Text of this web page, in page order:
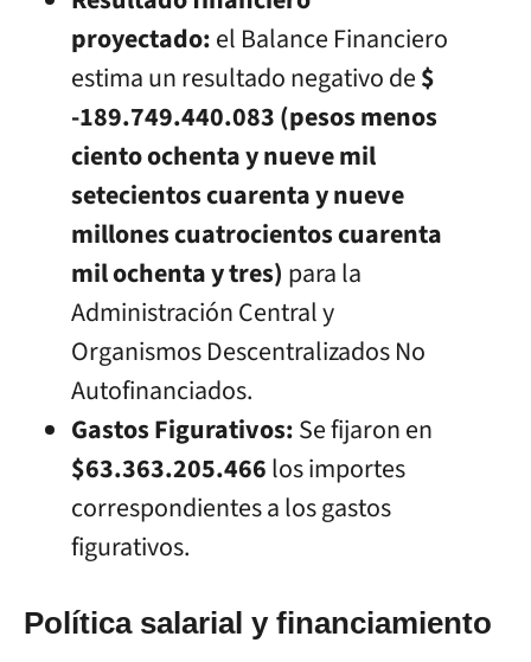
proyectado:el Balance Financiero
estima un resultado negativo de$
-189.749.440.083 (pesos menos
ciento ochenta y nueve mil
setecientos cuarenta y nueve
millones cuatrocientos cuarenta
mil ochenta y tres) para la
Administración Central y
Organismos Descentralizados No
Autofinanciados.
Gastos Figurativos:Se fijaron en
$63.363.205.466los importes
correspondientes a los gastos
figurativos.
Política salarial y financiamiento